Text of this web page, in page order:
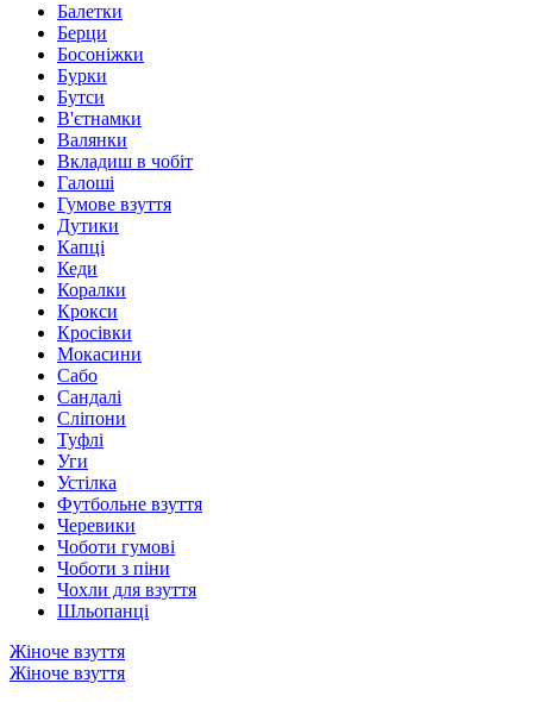
Балетки
Берци
Босоніжки
Бурки
Бутси
В'єтнамки
Валянки
Вкладиш в чобіт
Галоші
Гумове взуття
Дутики
Капці
Кеди
Коралки
Крокси
Кросівки
Мокасини
Сабо
Сандалі
Сліпони
Туфлі
Уги
Устілка
Футбольне взуття
Черевики
Чоботи гумові
Чоботи з піни
Чохли для взуття
Шльопанці
Жіноче взуття
Жіноче взуття